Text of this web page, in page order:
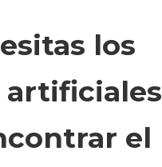
los
artificiales
el